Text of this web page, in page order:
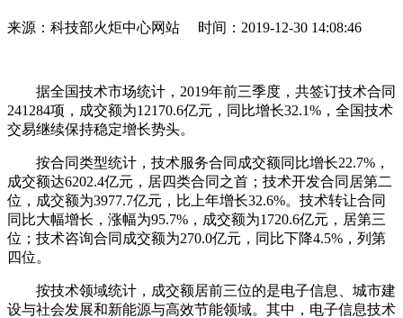
来源：科技部火炬中心网站 时间：2019-12-30 14:08:46
据全国技术市场统计，2019年前三季度，共签订技术合同
241284项，成交额为12170.6亿元，同比增长32.1%，全国技术
交易继续保持稳定增长势头。
按合同类型统计，技术服务合同成交额同比增长22.7%，
成交额达6202.4亿元，居四类合同之首；技术开发合同居第二
位，成交额为3977.7亿元，比上年增长32.6%。技术转让合同
同比大幅增长，涨幅为95.7%，成交额为1720.6亿元，居第三
位；技术咨询合同成交额为270.0亿元，同比下降4.5%，列第
四位。
按技术领域统计，成交额居前三位的是电子信息、城市建
设与社会发展和新能源与高效节能领域。其中，电子信息技术